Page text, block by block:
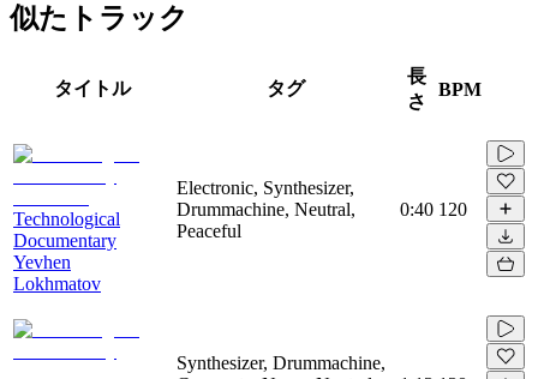
似たトラック
タイトル タグ
長
さ
BPM
Technological
Documentary
Yevhen
Lokhmatov
Electronic, Synthesizer,
Drummachine, Neutral,
Peaceful
0:40 120
Synthesizer, Drummachine,